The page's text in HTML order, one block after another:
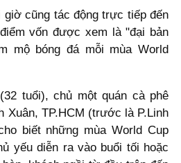
giờ cũng tác động trực tiếp đến
vốn được xem là "đại bản
mộ bóng đá mỗi mùa World
tuổi), chủ một quán cà phê
Xuân, TP.HCM (trước là P.Linh
biết những mùa World Cup
yếu diễn ra vào buổi tối hoặc